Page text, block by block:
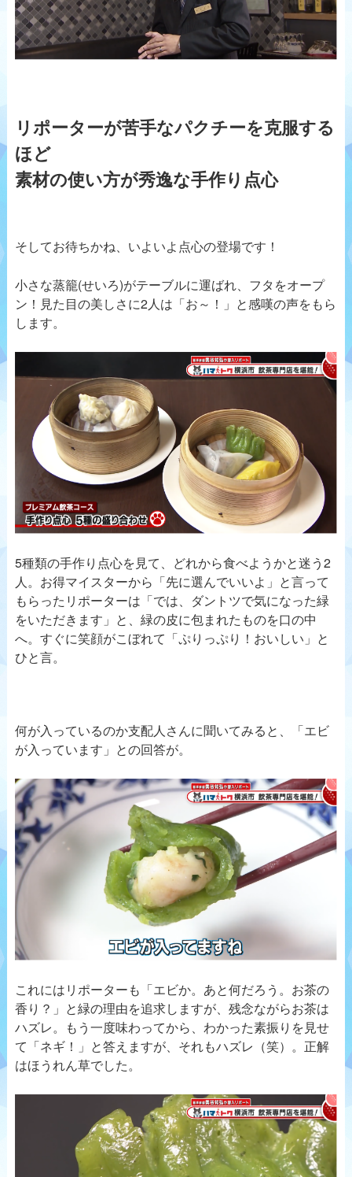
リポーターが苦手なパクチーを克服する
ほど
素材の使い方が秀逸な手作り点心
そしてお待ちかね、いよいよ点心の登場です！
小さな蒸籠(せいろ)がテーブルに運ばれ、フタをオープ
ン！見た目の美しさに2人は「お～！」と感嘆の声をもら
します。
5種類の手作り点心を見て、どれから食べようかと迷う2
人。お得マイスターから「先に選んでいいよ」と言って
もらったリポーターは「では、ダントツで気になった緑
をいただきます」と、緑の皮に包まれたものを口の中
へ。すぐに笑顔がこぼれて「ぷりっぷり！おいしい」と
ひと言。
何が入っているのか支配人さんに聞いてみると、「エビ
が入っています」との回答が。
これにはリポーターも「エビか。あと何だろう。お茶の
香り？」と緑の理由を追求しますが、残念ながらお茶は
ハズレ。もう一度味わってから、わかった素振りを見せ
て「ネギ！」と答えますが、それもハズレ（笑）。正解
はほうれん草でした。